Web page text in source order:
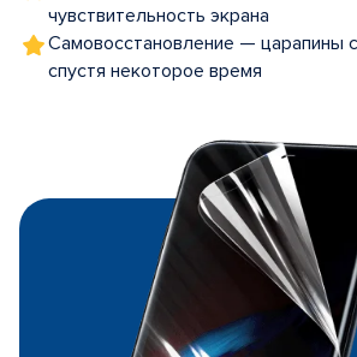
чувствительность экрана
Самовосстановление — царапины
спустя некоторое время